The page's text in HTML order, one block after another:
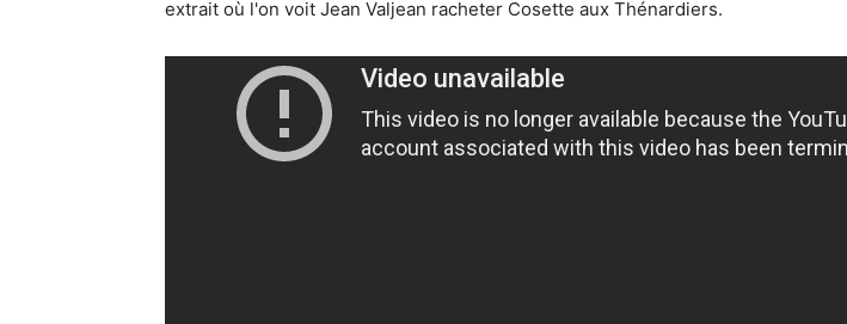
extrait où l'on voit Jean Valjean racheter Cosette aux Thénardiers.